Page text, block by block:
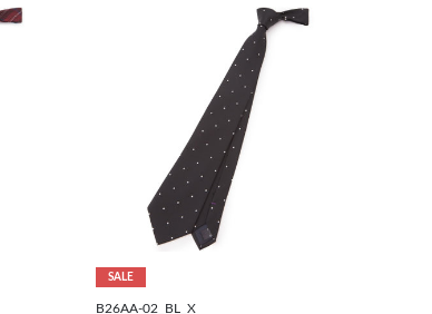
SALE
B26AA-02_BL_X